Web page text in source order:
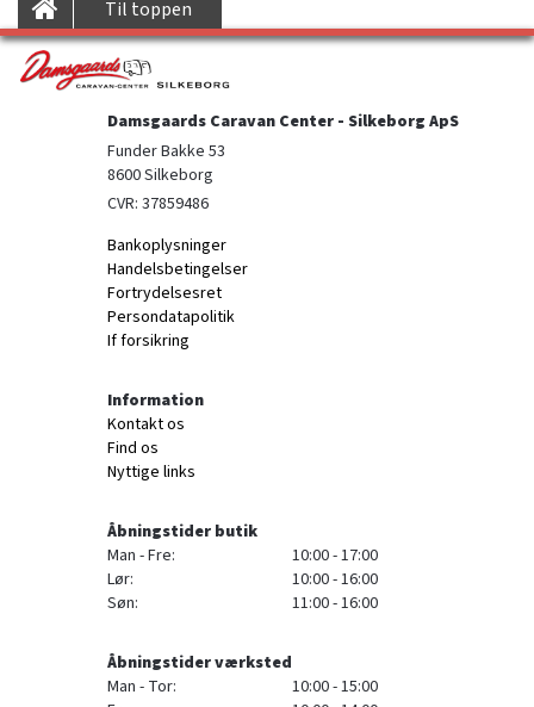
Til toppen
Damsgaards Caravan Center - Silkeborg ApS
Funder Bakke 53
8600 Silkeborg
CVR: 37859486
Bankoplysninger
Handelsbetingelser
Fortrydelsesret
Persondatapolitik
If forsikring
Information
Kontakt os
Find os
Nyttige links
Åbningstider butik
Man - Fre:
10:00 - 17:00
Lør:
10:00 - 16:00
Søn:
11:00 - 16:00
Åbningstider værksted
Man - Tor:
10:00 - 15:00